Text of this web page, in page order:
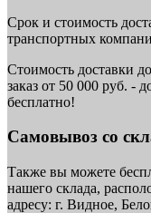
Срок и стоимость
транспортных
Стоимость доставки
заказ от 50 000 руб. -
бесплатно!
Самовывоз со
Также вы можете
нашего склада,
адресу: г. Видное,